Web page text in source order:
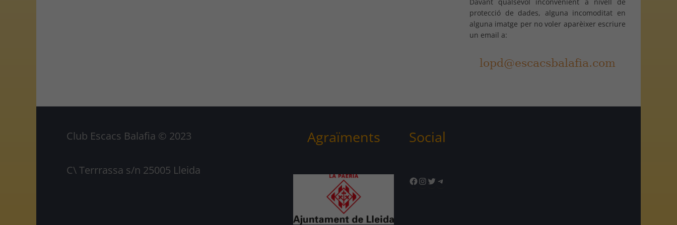
protecció de dades, alguna incomoditat en
alguna imatge per no voler aparèixer escriure
un email a:
Club Escacs Balafia © 2023
C\ Terrrassa s/n 25005 Lleida
Agraïments Social
Facebook
Instagram
TwitterTelegram